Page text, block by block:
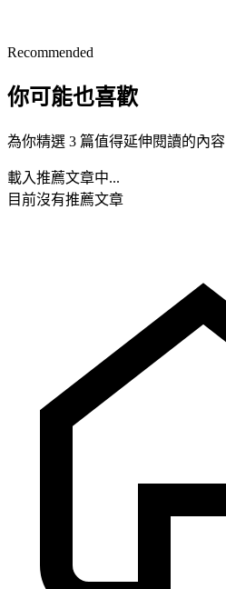
Recommended
你可能也喜歡
為你精選 3 篇值得延伸閱讀的內容
載入推薦文章中...
目前沒有推薦文章